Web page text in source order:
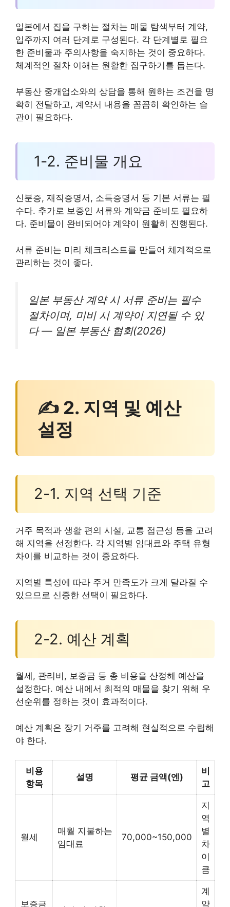
일본에서 집을 구하는 절차는 매물 탐색부터 계약,
입주까지 여러 단계로 구성된다. 각 단계별로 필요
한 준비물과 주의사항을 숙지하는 것이 중요하다.
체계적인 절차 이해는 원활한 집구하기를 돕는다.
부동산 중개업소와의 상담을 통해 원하는 조건을 명
확히 전달하고, 계약서 내용을 꼼꼼히 확인하는 습
관이 필요하다.
1-2. 준비물 개요
신분증, 재직증명서, 소득증명서 등 기본 서류는 필
수다. 추가로 보증인 서류와 계약금 준비도 필요하
다. 준비물이 완비되어야 계약이 원활히 진행된다.
서류 준비는 미리 체크리스트를 만들어 체계적으로
관리하는 것이 좋다.
일본 부동산 계약 시 서류 준비는 필수
절차이며, 미비 시 계약이 지연될 수 있
다 — 일본 부동산 협회(2026)
✍ 2. 지역 및 예산
설정
2-1. 지역 선택 기준
거주 목적과 생활 편의 시설, 교통 접근성 등을 고려
해 지역을 선정한다. 각 지역별 임대료와 주택 유형
차이를 비교하는 것이 중요하다.
지역별 특성에 따라 주거 만족도가 크게 달라질 수
있으므로 신중한 선택이 필요하다.
2-2. 예산 계획
월세, 관리비, 보증금 등 총 비용을 산정해 예산을
설정한다. 예산 내에서 최적의 매물을 찾기 위해 우
선순위를 정하는 것이 효과적이다.
예산 계획은 장기 거주를 고려해 현실적으로 수립해
야 한다.
비용
항목
설명 평균 금액(엔)
비
고
월세
매월 지불하는
임대료
70,000~150,000
지
역
별
차
이
큼
보증금
계
약